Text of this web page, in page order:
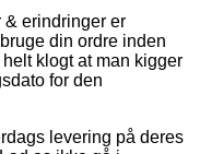
& erindringer er
din ordre inden
klogt at man kigger
for den
levering på deres